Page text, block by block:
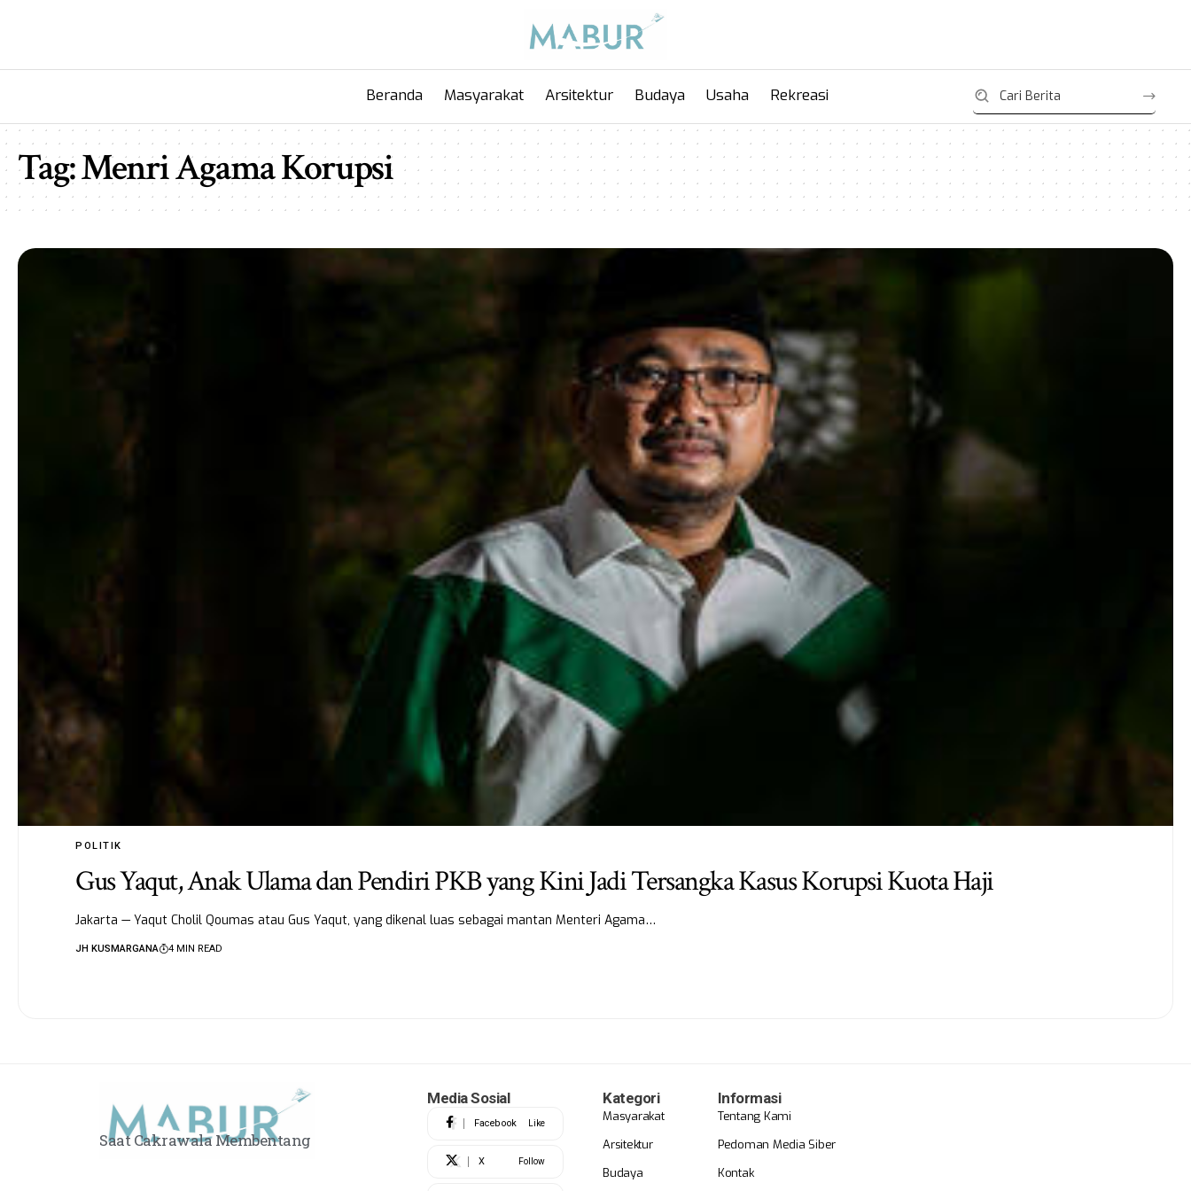
Beranda Masyarakat Arsitektur Budaya Usaha Rekreasi
Tag:Menri Agama Korupsi
POLITIK
Gus Yaqut, Anak Ulama dan Pendiri PKB yang Kini Jadi Tersangka Kasus Korupsi Kuota Haji
Jakarta — Yaqut Cholil Qoumas atau Gus Yaqut, yang dikenal luas sebagai mantan Menteri Agama…
JH KUSMARGANA 4 MIN READ
Saat Cakrawala Membentang
Media Sosial
Facebook Like
X Follow
Kategori
Masyarakat
Arsitektur
Budaya
Informasi
Tentang Kami
Pedoman Media Siber
Kontak